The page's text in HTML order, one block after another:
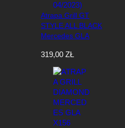
Atrapa Grill GT
STYLE ALL BLACK
Mercedes GLA
PRE-FACELIFT
(04/2020–
04/2023)
319,00 ZŁ